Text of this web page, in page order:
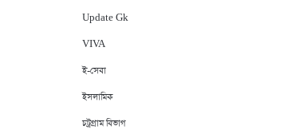
Update Gk
VIVA
ই-সেবা
ইসলামিক
চট্রগ্রাম বিভাগ